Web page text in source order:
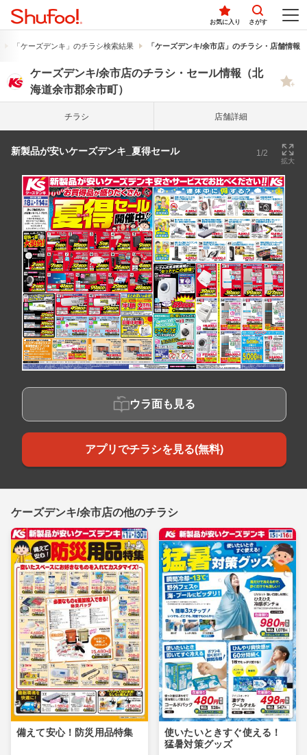
お気に入り さがす
「ケーズデンキ」のチラシ検索結果 「ケーズデンキ/余市店」のチラシ・店舗情報
ケーズデンキ/余市店のチラシ・セール情報（北
海道余市郡余市町）
チラシ 店舗詳細
新製品が安いケーズデンキ_夏得セール 1/2
拡大
ウラ面も見る
アプリでチラシを見る(無料)
ケーズデンキ/余市店の他のチラシ
備えて安心！防災用品特集
使いたいときすぐ使える！
猛暑対策グッズ